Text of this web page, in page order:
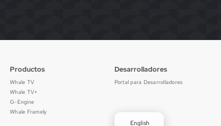
English
Productos
Whale TV
Whale TV+
G-Engine
Whale Framely
Desarrolladores
Portal para Desarrolladores